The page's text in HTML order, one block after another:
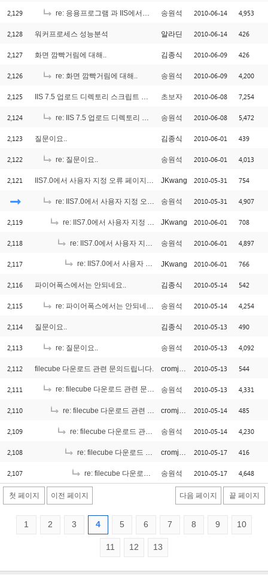
2,129 re: 응용프로그램 과 IIS에서의 Connection Count? 송원석 2010-06-14 4,953
2,128 워커프로세스 성능분석 알라딘 2010-06-14 426
2,127 화면 깜빡거림에 대해.. 김종식 2010-06-09 426
2,126 re: 화면 깜빡거림에 대해.. 송원석 2010-06-09 4,200
2,125 IIS 7.5 업로드 디렉토리 스크립트 실행제거 초보자 2010-06-08 7,254
2,124 re: IIS 7.5 업로드 디렉토리 스크립트 실행제거 송원석 2010-06-08 5,472
2,123 질문이요.. 김종식 2010-06-01 439
2,122 re: 질문이요.. 송원석 2010-06-01 4,013
2,121 IIS7.0에서 사용자 지정 오류 페이지 사용시 문제인데요. JKwang 2010-05-31 754
re: IIS7.0에서 사용자 지정 오류 페이지 사용시 문제인데요. 송원석 2010-05-31 4,907
2,119 re: IIS7.0에서 사용자 지정 오류 페이지 사용시 문제인데요. JKwang 2010-06-01 708
2,118 re: IIS7.0에서 사용자 지정 오류 페이지 사용시 문제인데요. 송원석 2010-06-01 4,897
2,117 re: IIS7.0에서 사용자 지정 오류 페이지 사용시 문제인데요. JKwang 2010-06-01 766
2,116 파이어폭스에서는 안되네요.. 김종식 2010-05-14 542
2,115 re: 파이어폭스에서는 안되네요.. 송원석 2010-05-14 4,254
2,114 질문이요.. 김종식 2010-05-13 490
2,113 re: 질문이요.. 송원석 2010-05-13 4,092
2,112 filecube 다운로드 관련 문의드립니다. cromjang 2010-05-13 544
2,111 re: filecube 다운로드 관련 문의드립니다. 송원석 2010-05-13 4,331
2,110 re: filecube 다운로드 관련 문의드립니다. cromjang 2010-05-14 485
2,109 re: filecube 다운로드 관련 문의드립니다. 송원석 2010-05-14 4,230
2,108 re: filecube 다운로드 관련 문의드립니다. cromjang 2010-05-17 416
2,107 re: filecube 다운로드 관련 문의드립니다. 송원석 2010-05-17 4,648
첫 페이지 이전 페이지 다음 페이지 끝 페이지
1 2 3 4 5 6 7 8 9 10
11 12 13